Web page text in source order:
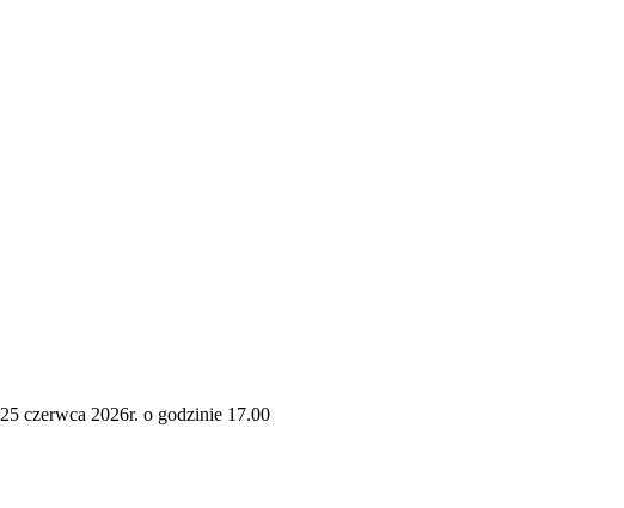
25 czerwca 2026r. o godzinie 17.00